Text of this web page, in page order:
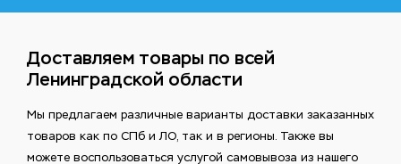
Доставляем товары по всей
Ленинградской области
Мы предлагаем различные варианты доставки заказанных
товаров как по СПб и ЛО, так и в регионы. Также вы
можете воспользоваться услугой самовывоза из нашего